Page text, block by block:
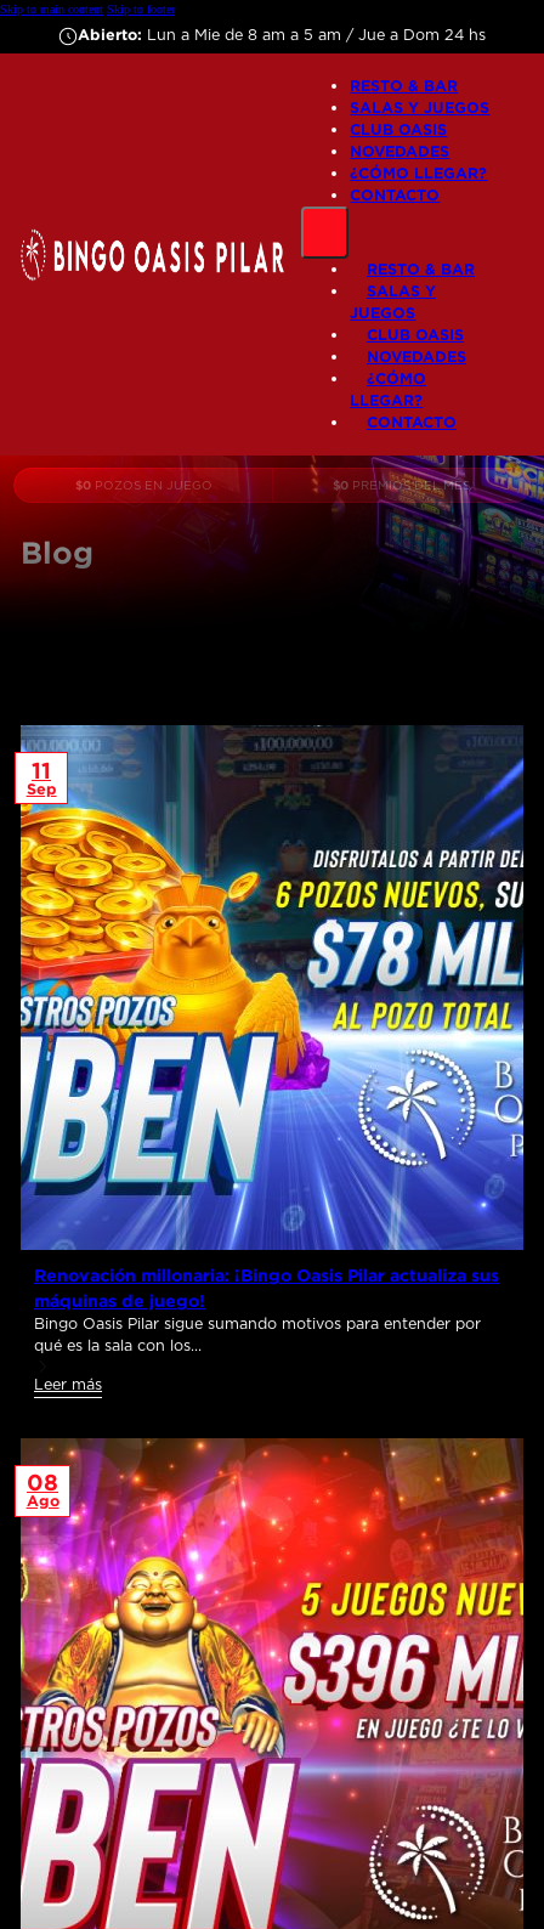
Skip to main content Skip to footer
Abierto: Lun a Mie de 8 am a 5 am / Jue a Dom 24 hs
RESTO & BAR
SALAS Y JUEGOS
CLUB OASIS
NOVEDADES
¿CÓMO LLEGAR?
CONTACTO
RESTO & BAR
SALAS Y
JUEGOS
CLUB OASIS
NOVEDADES
¿CÓMO
LLEGAR?
CONTACTO
$0POZOS EN JUEGO $0PREMIOS DEL MES
Blog
11
Sep
Renovación millonaria: ¡Bingo Oasis Pilar actualiza sus
máquinas de juego!
Bingo Oasis Pilar sigue sumando motivos para entender por
qué es la sala con los…
Leer más
08
Ago